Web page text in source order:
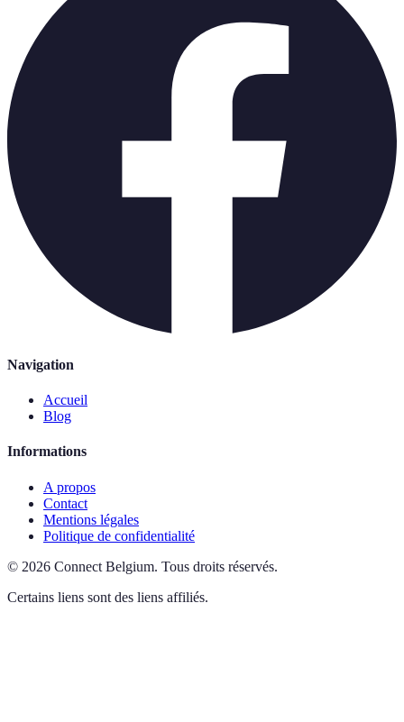
Navigation
Accueil
Blog
Informations
A propos
Contact
Mentions légales
Politique de confidentialité
© 2026 Connect Belgium. Tous droits réservés.
Certains liens sont des liens affiliés.